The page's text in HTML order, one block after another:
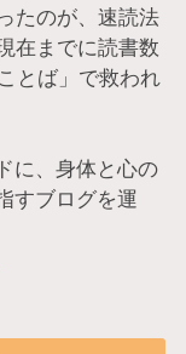
たのが、速読法
在までに読書数
とば」で救われ
に、身体と心の
すブログを運